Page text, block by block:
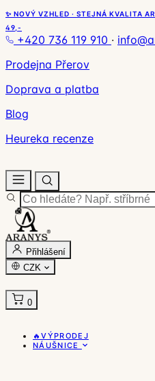
✨ NOVÝ VZHLED · STEJNÁ KVALITA
49,-
+420 736 119 910 ·
Prodejna Přerov
Doprava a platba
Blog
Heureka recenze
Přihlášení
CZK
0
🔥VÝPRODEJ
NÁUŠNICE